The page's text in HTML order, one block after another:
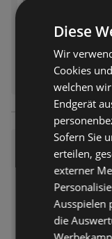
Diese
Wir
Cookies
welchen
Endgerät
Sofern Sie
erteilen,
externer
Ausspielen
die